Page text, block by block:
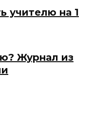
учителю на 1
Журнал из